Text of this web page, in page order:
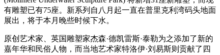
有雕塑已有75座。新系列自八月起一直在普里克利湾码头地面
展出，将于本月晚些时候下水。
原创艺术家、英国雕塑家杰森·德凯雷斯·泰勒为之添加了新的
嘉年华和民俗人物，而当地艺术家特洛伊·刘易斯则贡献了四